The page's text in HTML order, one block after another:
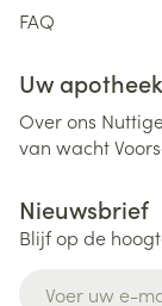
FAQ
Uw apotheek
Over ons
van wacht
Nieuwsbrief
Blijf op de